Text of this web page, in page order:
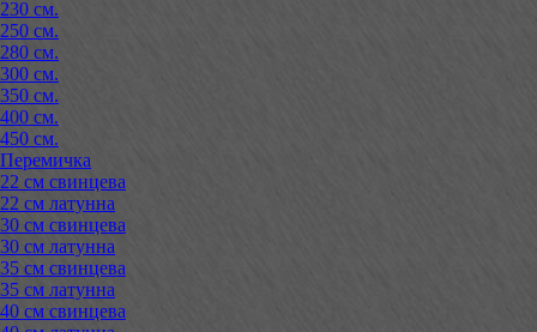
230 см.
250 см.
280 см.
300 см.
350 см.
400 см.
450 см.
Перемичка
22 см свинцева
22 см латунна
30 см свинцева
30 см латунна
35 см свинцева
35 см латунна
40 см свинцева